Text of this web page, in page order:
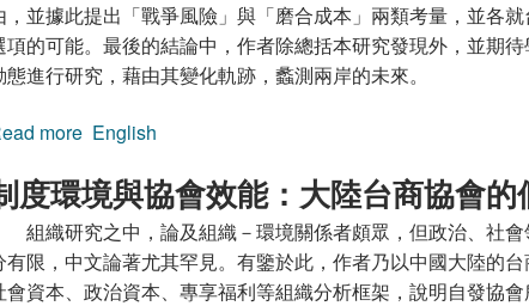
，並據此提出「戰爭風險」與「磨合成本」兩類考量，並各
項的可能。最後的結論中，作者除總括本研究發現外，並期
態進行研究，藉由其變化軌跡，蠡測兩岸的未來。
more about 打破維持現狀的迷思：台灣民眾統獨抉擇中理
English
度環境與協會效能：大陸台商協會的
組織研究之中，論及組織－環境關係者頗眾，但政治、社
有限，中文論著尤其罕見。有鑒於此，作者乃以中國大陸的
會資本、政治資本、專享福利等組織分析框架，說明自發協